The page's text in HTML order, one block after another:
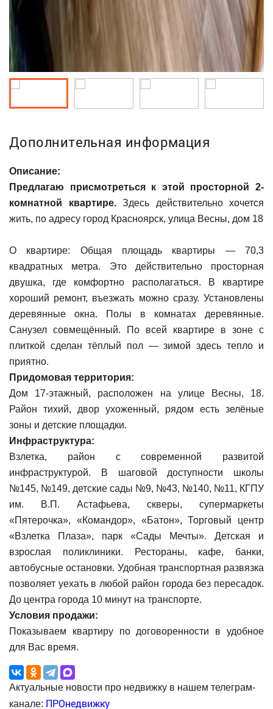
Дополнительная информация
Описание:
Предлагаю присмотреться к этой просторной 2-
комнатной квартире.Здесь действительно хочется
жить, по адресу город Красноярск, улица Весны, дом 18
О квартире: Общая площадь квартиры — 70,3
квадратных метра. Это действительно просторная
двушка, где комфортно располагаться. В квартире
хороший ремонт, въезжать можно сразу. Установлены
деревянные окна. Полы в комнатах деревянные.
Санузел совмещённый. По всей квартире в зоне с
плиткой сделан тёплый пол — зимой здесь тепло и
приятно.
Придомовая территория:
Дом 17-этажный, расположен на улице Весны, 18.
Район тихий, двор ухоженный, рядом есть зелёные
зоны и детские площадки.
Инфраструктура:
Взлетка, район с современной развитой
инфраструктурой. В шаговой доступности школы
№145, №149, детские сады №9, №43, №140, №11, КГПУ
им. В.П. Астафьева, скверы, супермаркеты
«Пятерочка», «Командор», «Батон», Торговый центр
«Взлетка Плаза», парк «Сады Мечты». Детская и
взрослая поликлиники. Рестораны, кафе, банки,
автобусные остановки. Удобная транспортная развязка
позволяет уехать в любой район города без пересадок.
До центра города 10 минут на транспорте.
Условия продажи:
Показываем квартиру по договоренности в удобное
для Вас время.
Актуальные новости про недвижку в нашем телеграм-
канале: ПРОнедвижку